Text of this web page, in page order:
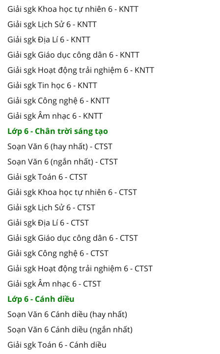
Giải sgk Khoa học tự nhiên 6 - KNTT
Giải sgk Lịch Sử 6 - KNTT
Giải sgk Địa Lí 6 - KNTT
Giải sgk Giáo dục công dân 6 - KNTT
Giải sgk Hoạt động trải nghiệm 6 - KNTT
Giải sgk Tin học 6 - KNTT
Giải sgk Công nghệ 6 - KNTT
Giải sgk Âm nhạc 6 - KNTT
Lớp 6 - Chân trời sáng tạo
Soạn Văn 6 (hay nhất) - CTST
Soạn Văn 6 (ngắn nhất) - CTST
Giải sgk Toán 6 - CTST
Giải sgk Khoa học tự nhiên 6 - CTST
Giải sgk Lịch Sử 6 - CTST
Giải sgk Địa Lí 6 - CTST
Giải sgk Giáo dục công dân 6 - CTST
Giải sgk Công nghệ 6 - CTST
Giải sgk Hoạt động trải nghiệm 6 - CTST
Giải sgk Âm nhạc 6 - CTST
Lớp 6 - Cánh diều
Soạn Văn 6 Cánh diều (hay nhất)
Soạn Văn 6 Cánh diều (ngắn nhất)
Giải sgk Toán 6 - Cánh diều